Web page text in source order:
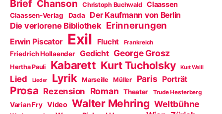
Brief Chanson Christoph Buchwald Claassen
Claassen-Verlag Dada Der Kaufmann von Berlin
Die verlorene Bibliothek Erinnerungen
Erwin Piscator Exil Flucht Frankreich
Friedrich Hollaender Gedicht George Grosz
Hertha Pauli Kabarett Kurt Tucholsky Kurt Weill
Lied Lieder Lyrik Marseille Müller Paris Porträt
Prosa Rezension Roman Theater Trude Hesterberg
Varian Fry Video Walter Mehring Weltbühne